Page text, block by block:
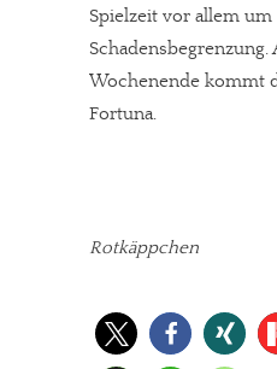
Spielzeit vor allem um
Wochenende kommt
Fortuna.
Rotkäppchen